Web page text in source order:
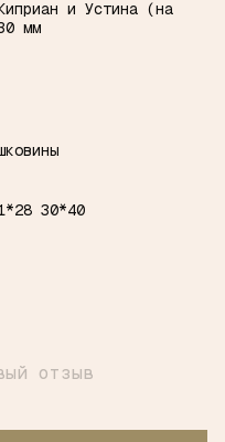
и Устина (на
мм
30*40
отзыв